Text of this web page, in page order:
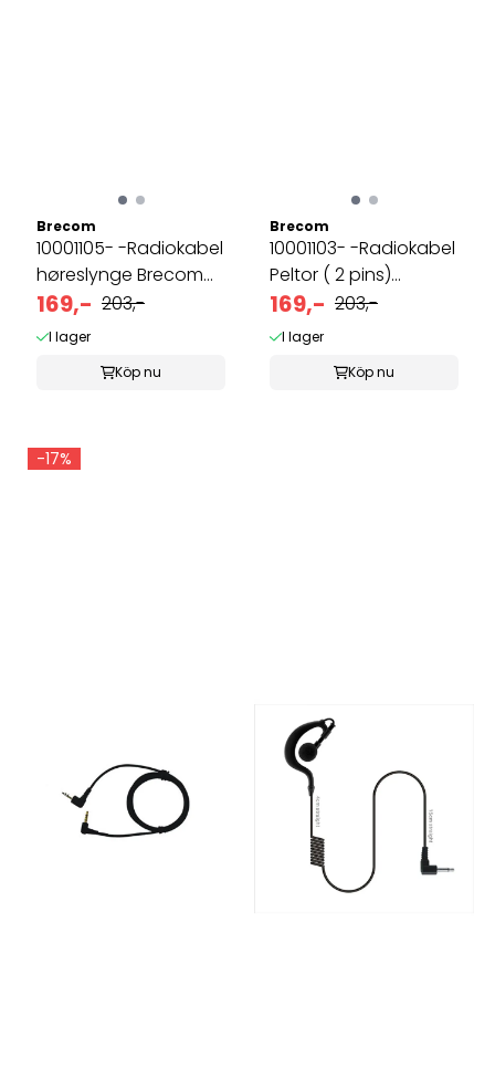
Brecom
10001105- -Radiokabel
høreslynge Brecom
m.fler
169,- 203,-
I lager
Köp nu
Brecom
10001103- -Radiokabel
Peltor ( 2 pins)
Brecom ...
169,- 203,-
I lager
Köp nu
-17%